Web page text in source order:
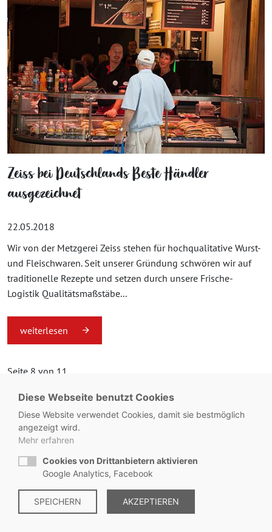
Zeiss bei Deutschlands Beste Händler
ausgezeichnet
22.05.2018
Wir von der Metzgerei Zeiss stehen für hochqualitative Wurst-
und Fleischwaren. Seit unserer Gründung schwören wir auf
traditionelle Rezepte und setzen durch unsere Frische-
Logistik Qualitätsmaßstäbe...
weiterlesen
Seite 8 von 11.
© Metzgerei Zeiss - KONTAKT: +49 8563 / 2930
Impressum | Datenschutz | Hinweisgebersystem
Diese Webseite benutzt Cookies
Diese Website verwendet Cookies, damit sie bestmöglich
angezeigt wird.
Mehr erfahren
Cookies von Drittanbietern aktivieren
Google Analytics, Facebook
SPEICHERN AKZEPTIEREN